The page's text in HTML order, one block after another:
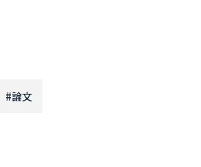
#論文